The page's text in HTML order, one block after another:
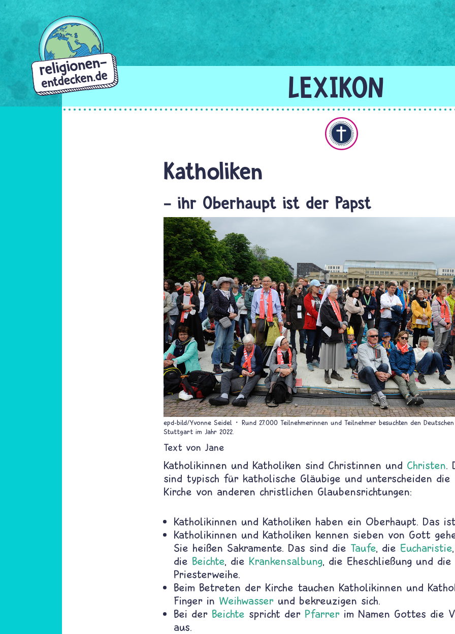
Direkt
Katholiken
- ihr Oberhaupt ist der Papst
epd-bild/Yvonne Seidel
Rund 27.000 Teilnehmerinnen und Teilnehmer besuchten den
Stuttgart im Jahr 2022.
Text von Jane
Katholikinnen und Katholiken sind Christinnen und Christen.
sind typisch für katholische Gläubige und unterscheiden die
Kirche von anderen christlichen Glaubensrichtungen:
Katholikinnen und Katholiken haben ein Oberhaupt. Das
Katholikinnen und Katholiken kennen sieben von Gott
Sie heißen Sakramente. Das sind die Taufe, die Eucharistie
die Beichte, die Krankensalbung, die Eheschließung und die
Priesterweihe.
Beim Betreten der Kirche tauchen Katholikinnen und
Finger in Weihwasser und bekreuzigen sich.
Bei der Beichte spricht der Pfarrer im Namen Gottes die
aus.